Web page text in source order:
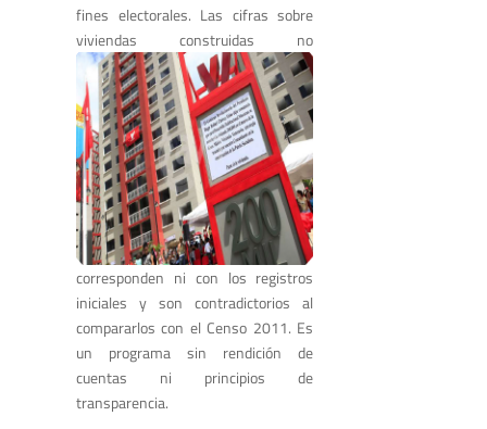
fines electorales. Las cifras sobre
viviendas construidas no
corresponden ni con los registros
iniciales y son contradictorios al
compararlos con el Censo 2011. Es
un programa sin rendición de
cuentas ni principios de
transparencia.